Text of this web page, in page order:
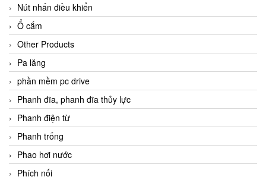
Nút nhấn điều khiển
Ổ cắm
Other Products
Pa lăng
phần mềm pc drive
Phanh đĩa, phanh đĩa thủy lực
Phanh điện từ
Phanh trống
Phao hơi nước
Phích nối